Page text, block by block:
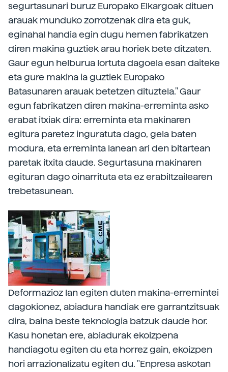
segurtasunari buruz Europako Elkargoak dituen
arauak munduko zorrotzenak dira eta guk,
eginahal handia egin dugu hemen fabrikatzen
diren makina guztiek arau horiek bete ditzaten.
Gaur egun helburua lortuta dagoela esan daiteke
eta gure makina ia guztiek Europako
Batasunaren arauak betetzen dituztela." Gaur
egun fabrikatzen diren makina-erreminta asko
erabat itxiak dira: erreminta eta makinaren
egitura paretez inguratuta dago, gela baten
modura, eta erreminta lanean ari den bitartean
paretak itxita daude. Segurtasuna makinaren
egituran dago oinarrituta eta ez erabiltzailearen
trebetasunean.
Deformazioz lan egiten duten makina-erremintei
dagokionez, abiadura handiak ere garrantzitsuak
dira, baina beste teknologia batzuk daude hor.
Kasu honetan ere, abiadurak ekoizpena
handiagotu egiten du eta horrez gain, ekoizpen
hori arrazionalizatu egiten du. "Enpresa askotan